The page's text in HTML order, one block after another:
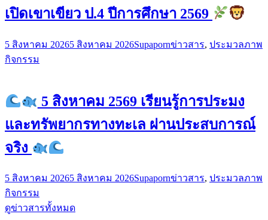
เปิดเขาเขียว ป.4 ปีการศึกษา 2569
5 สิงหาคม 20265 สิงหาคม 2026Supapornข่าวสาร, ประมวลภาพ
กิจกรรม
5 สิงหาคม 2569 เรียนรู้การประมง
และทรัพยากรทางทะเล ผ่านประสบการณ์
จริง
5 สิงหาคม 20265 สิงหาคม 2026Supapornข่าวสาร, ประมวลภาพ
กิจกรรม
ดูข่าวสารทั้งหมด